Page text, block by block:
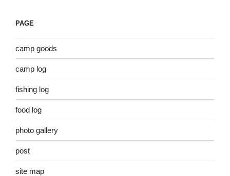
PAGE
camp goods
camp log
fishing log
food log
photo gallery
post
site map